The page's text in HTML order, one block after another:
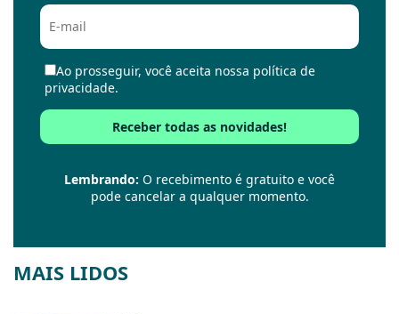
Ao prosseguir, você aceita nossa política de
privacidade.
Lembrando: O recebimento é gratuito e você
pode cancelar a qualquer momento.
MAIS LIDOS